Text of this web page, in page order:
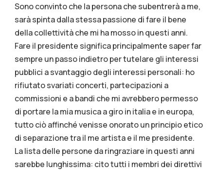
Sono convinto che la persona che subentrerà a me,
sarà spinta dalla stessa passione di fare il bene
della collettività che mi ha mosso in questi anni.
Fare il presidente significa principalmente saper far
sempre un passo indietro per tutelare gli interessi
pubblici a svantaggio degli interessi personali: ho
rifiutato svariati concerti, partecipazioni a
commissioni e a bandi che mi avrebbero permesso
di portare la mia musica a giro in italia e in europa,
tutto ciò affinché venisse onorato un principio etico
di separazione tra il me artista e il me presidente.
La lista delle persone da ringraziare in questi anni
sarebbe lunghissima: cito tutti i membri dei direttivi